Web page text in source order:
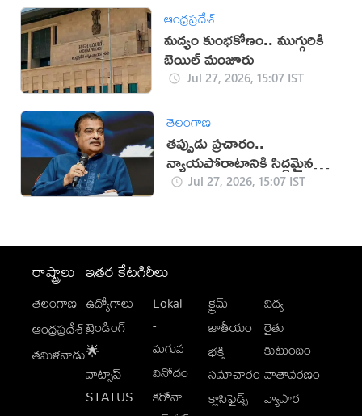
ఆంధ్రప్రదేశ్
మద్యం కుంభకోణం.. ముగ్గురికి
బెయిల్ మంజూరు
Jul 27, 2026, 15:07 IST
తెలంగాణ
తప్పుడు ప్రచారం..
న్యాయపోరాటానికి సిద్ధమైన
గడ్కరీ!Jul 27, 2026, 15:07 IST
రాష్ట్రాలు
తెలంగాణ
ఆంధ్రప్రదేశ్
తమిళనాడు
ఇతర కేటగిరీలు
ఉద్యోగాలు
ట్రెండింగ్
🌟
వాట్సాప్
STATUS
Lokal
-
మగువ
వినోదం
కరోనా
క్రైమ్
జాతీయం
భక్తి
సమాచారం
క్లాసిఫైడ్స్
విద్య
రైతు
కుటుంబం
వాతావరణం
వ్యాపార